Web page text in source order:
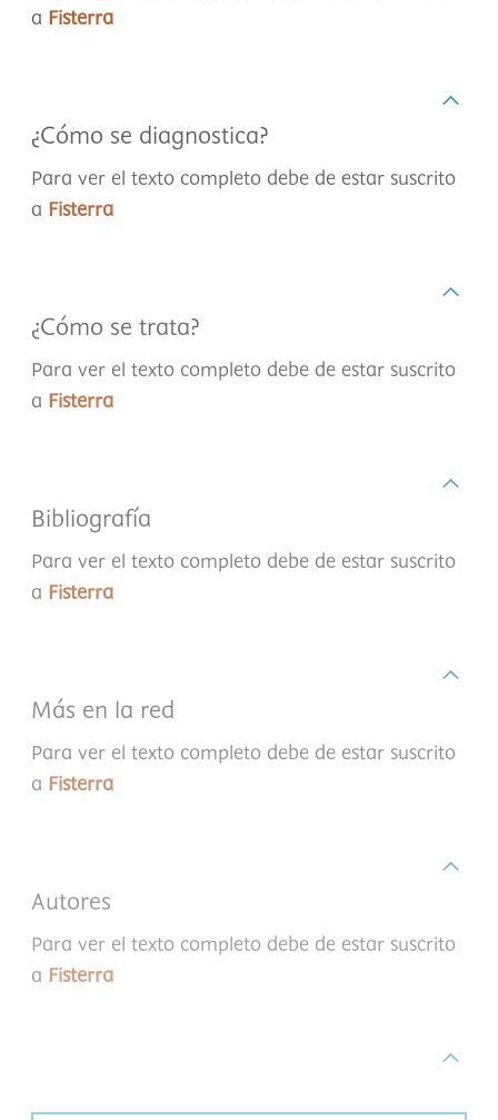
a Fisterra
¿Cómo se diagnostica?
Para ver el texto completo debe de estar suscrito
a Fisterra
¿Cómo se trata?
Para ver el texto completo debe de estar suscrito
a Fisterra
Bibliografía
Para ver el texto completo debe de estar suscrito
a Fisterra
Más en la red
Para ver el texto completo debe de estar suscrito
a Fisterra
Autores
Para ver el texto completo debe de estar suscrito
a Fisterra